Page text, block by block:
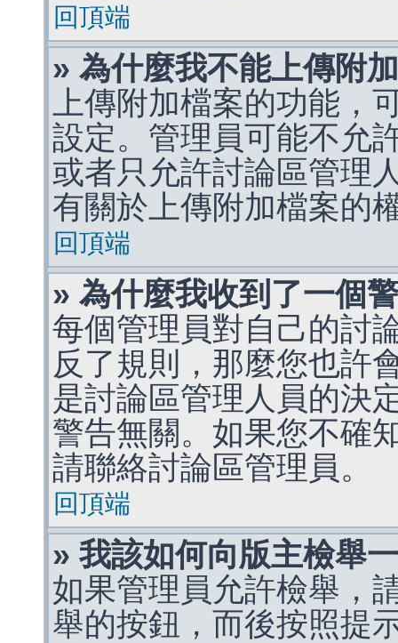
回頂端
» 為什麼我不能上傳附
上傳附加檔案的功能，
設定。管理員可能不允
或者只允許討論區管理
有關於上傳附加檔案的
回頂端
» 為什麼我收到了一個
每個管理員對自己的討
反了規則，那麼您也許
是討論區管理人員的決
警告無關。如果您不確
請聯絡討論區管理員。
回頂端
» 我該如何向版主檢舉
如果管理員允許檢舉，
舉的按鈕，而後按照提